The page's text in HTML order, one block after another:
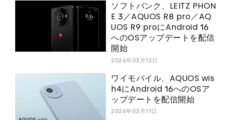
ソフトバンク、LEITZ PHON
E 3／AQUOS R8 pro／AQ
UOS R9 proにAndroid 16
へのOSアップデートを配信
開始
2026年03月12日
ワイモバイル、AQUOS wis
h4にAndroid 16へのOSア
ップデートを配信開始
2026年03月11日